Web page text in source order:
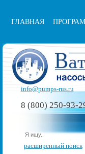
ГЛАВНАЯ
info@pumps-rus.ru
8 (800) 250-93-
расширенный поиск